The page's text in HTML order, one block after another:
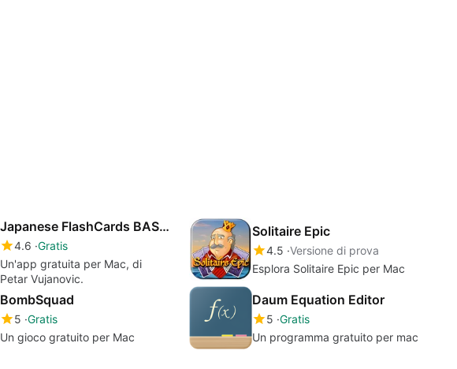
Japanese FlashCards BASIC
4.6 Gratis
Un'app gratuita per Mac, di
Petar Vujanovic.
Solitaire Epic
4.5 Versione di prova
Esplora Solitaire Epic per Mac
BombSquad
5 Gratis
Un gioco gratuito per Mac
Daum Equation Editor
5 Gratis
Un programma gratuito per mac